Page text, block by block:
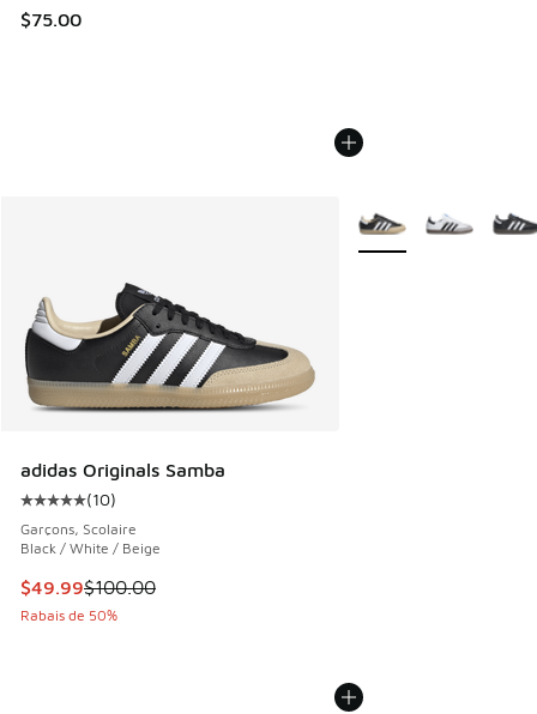
$75.00
adidas Originals Samba
Cote moyenne du client - [5 sur 5 étoiles], 10
(10)
Garçons, Scolaire
Black / White / Beige
Cet article est en solde. Le prix est passé de $100.00 à
$49.99$100.00
Rabais de 50%
Plus de couleurs